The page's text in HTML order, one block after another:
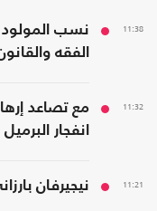
11:38
نسب المولود
الفقه
11:32
مع تصاعد
انفجار
11:21 نيجيرفان